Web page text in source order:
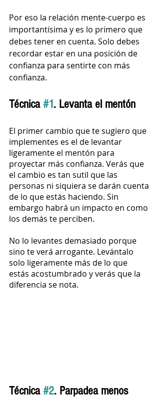
Por eso la relación mente-cuerpo es
importantísima y es lo primero que
debes tener en cuenta. Solo debes
recordar estar en una posición de
confianza para sentirte con más
confianza.
Técnica #1. Levanta el mentón
El primer cambio que te sugiero que
implementes es el de levantar
ligeramente el mentón para
proyectar más confianza. Verás que
el cambio es tan sutil que las
personas ni siquiera se darán cuenta
de lo que estás haciendo. Sin
embargo habrá un impacto en como
los demás te perciben.
No lo levantes demasiado porque
sino te verá arrogante. Levántalo
solo ligeramente más de lo que
estás acostumbrado y verás que la
diferencia se nota.
Técnica #2. Parpadea menos